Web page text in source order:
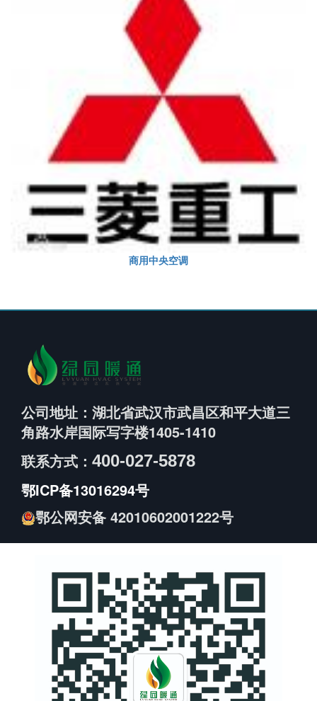
商用中央空调
公司地址： 湖北省武汉市武昌区和平大道三
角路水岸国际写字楼1405-1410
联系方式： 400-027-5878
鄂ICP备13016294号
鄂公网安备 42010602001222号